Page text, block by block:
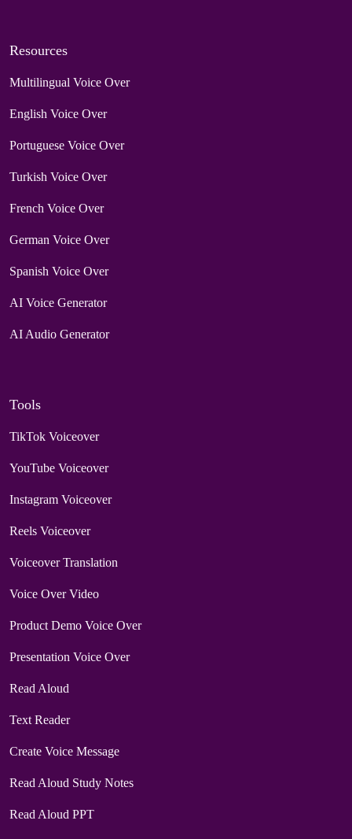
Resources
Multilingual Voice Over
English Voice Over
Portuguese Voice Over
Turkish Voice Over
French Voice Over
German Voice Over
Spanish Voice Over
AI Voice Generator
AI Audio Generator
Tools
TikTok Voiceover
YouTube Voiceover
Instagram Voiceover
Reels Voiceover
Voiceover Translation
Voice Over Video
Product Demo Voice Over
Presentation Voice Over
Read Aloud
Text Reader
Create Voice Message
Read Aloud Study Notes
Read Aloud PPT